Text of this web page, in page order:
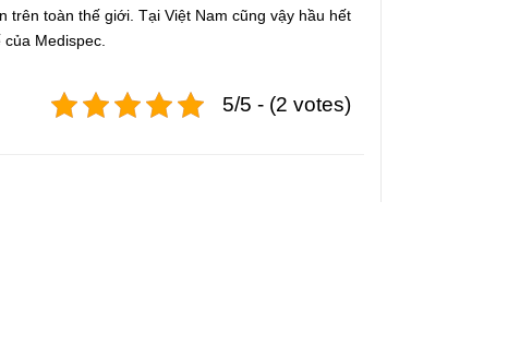
trên toàn thế giới. Tại Việt Nam cũng vậy hầu hết
Medispec.
5/5 - (2 votes)